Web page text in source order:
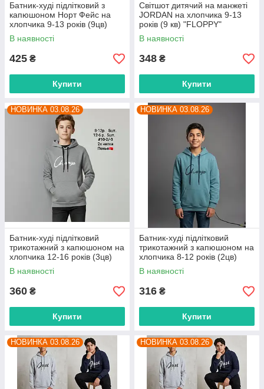
Батник-худі підлітковий з
капюшоном Норт Фейс на
хлопчика 9-13 років (9цв)
"FLOPPY" недорого від
прямого постачальника
В наявності
425 ₴
Купити
Світшот дитячий на манжеті
JORDAN на хлопчика 9-13
років (9 кв) "FLOPPY"
недорого від прямого
постачальника
В наявності
348 ₴
Купити
НОВИНКА 03.08.26
Батник-худі підлітковий
трикотажний з капюшоном на
хлопчика 12-16 років (3цв)
"MIX" недорого від прямого
постачальника
В наявності
360 ₴
Купити
НОВИНКА 03.08.26
Батник-худі підлітковий
трикотажний з капюшоном на
хлопчика 8-12 років (2цв)
"MIX" недорого від прямого
постачальника
В наявності
316 ₴
Купити
НОВИНКА 03.08.26 НОВИНКА 03.08.26